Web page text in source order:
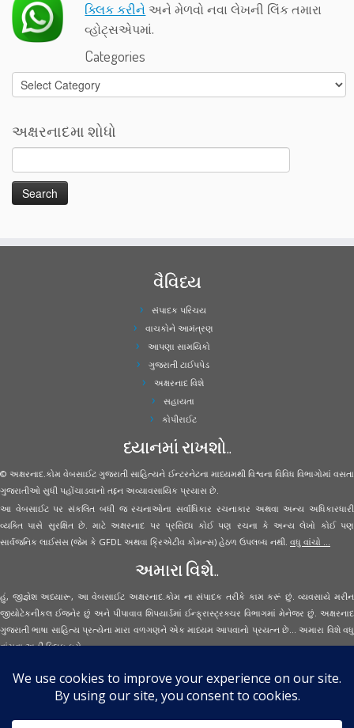
ક્લિક કરીને અને મેળવો નવા લેખની લિંક તમારા
વ્હોટ્સએપમાં.
Categories
Categories
અક્ષરનાદમા શોધો
વૈવિધ્ય
સંપાદક પરિચય
વાચકોને આમંત્રણ
આપણા સામયિકો
ગુજરાતી ટાઈપપેડ
અક્ષરનાદ વિશે
સહાયતા
કોપીરાઈટ
ધ્યાનમાં રાખશો..
© અક્ષરનાદ.કોમ વેબસાઈટ ગુજરાતી સાહિત્યને ઈન્ટરનેટના માધ્યમથી વિશ્વના વિવિધ વિભાગોમાં વસતા
ગુજરાતીઓ સુધી પહોંચાડવાનો તદ્દન અવ્યાવસાયિક પ્રયાસ છે.
આ વેબસાઈટ પર સંકલિત બધી જ રચનાઓના સર્વાધિકાર રચનાકાર અથવા અન્ય અધિકારધારી
વ્યક્તિ પાસે સુરક્ષિત છે. માટે અક્ષરનાદ પર પ્રસિધ્ધ કોઈ પણ રચના કે અન્ય લેખો કોઈ પણ
સાર્વજનિક લાઈસંસ (જેમ કે GFDL અથવા ક્રિએટીવ કોમન્સ) હેઠળ ઉપલબ્ધ નથી. વધુ વાંચો ...
અમારા વિશે..
હું, જીજ્ઞેશ અધ્યારૂ, આ વેબસાઈટ અક્ષરનાદ.કોમ ના સંપાદક તરીકે કામ કરૂં છું. વ્યવસાયે મરીન
જીયોટેકનીકલ ઈજનેર છું અને પીપાવાવ શિપયાર્ડમાં ઈન્ફ્રાસ્ટ્રક્ચર વિભાગમાં મેનેજર છું. અક્ષરનાદ
ગુજરાતી ભાષા સાહિત્ય પ્રત્યેના મારા વળગણને એક માધ્યમ આપવાનો પ્રયત્ન છે... અમારા વિશે વધુ
વાંચવાઅહીં ક્લિક કરો...
Secured Site Assurance